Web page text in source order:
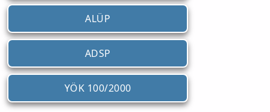
ALÜP
ADSP
YÖK 100/2000